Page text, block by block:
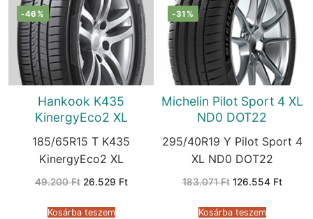
-46%
Hankook K435
KinergyEco2 XL
185/65R15 T K435
KinergyEco2 XL
49.200Ft Original
49.200 Ft.
26.529 FtCurrent
Kosárba teszem
-31%
Michelin Pilot Sport 4 XL
ND0 DOT22
295/40R19 Y Pilot Sport 4
XL ND0 DOT22
183.071Ft Original
183.071 Ft.
126.554 Ft
Kosárba teszem